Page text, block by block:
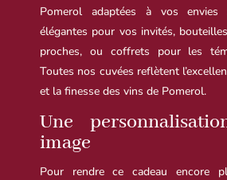
Pomerol adaptées à vos envies
élégantes pour vos invités,
proches, ou coffrets pour les
Toutes nos cuvées reflètent
et la finesse des vins de Pomerol.
Une
image
Pour rendre ce cadeau encore